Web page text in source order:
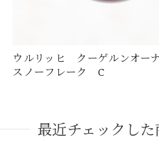
ウルリッヒ クーゲルンオ
スノーフレーク C
最近チェックし